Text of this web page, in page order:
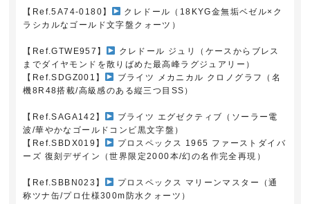
【Ref.5A74-0180】
クレドール（18KYG金無垢ベゼル×ク
ラシカルなゴールド文字盤クォーツ）
【Ref.GTWE957】
クレドール ジュリ（ケースからブレス
までダイヤモンドを散りばめた最高峰ラグジュアリー）
【Ref.SDGZ001】
ブライツ メカニカル クロノグラフ（名
機8R48搭載/高級感のある縦三つ目SS）
【Ref.SAGA142】
ブライツ エグゼクティブ（ソーラー電
波/華やかなゴールドコンビ黒文字盤）
【Ref.SBDX019】
プロスペックス 1965 ファーストダイバ
ーズ 復刻デザイン（世界限定2000本/幻の名作完全再現）
【Ref.SBBN023】
プロスペックス マリーンマスター（通
称ツナ缶/プロ仕様300m防水クォーツ）